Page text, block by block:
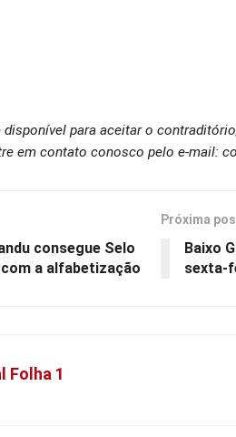
disponível para aceitar o
em contato conosco pelo e-mail:
consegue Selo
a alfabetização
Próxima
Baixo
sexta-
Folha 1